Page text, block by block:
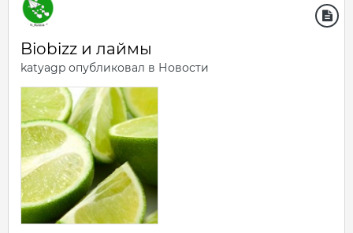
Biobizz и лаймы
katyagp опубликовал в Новости